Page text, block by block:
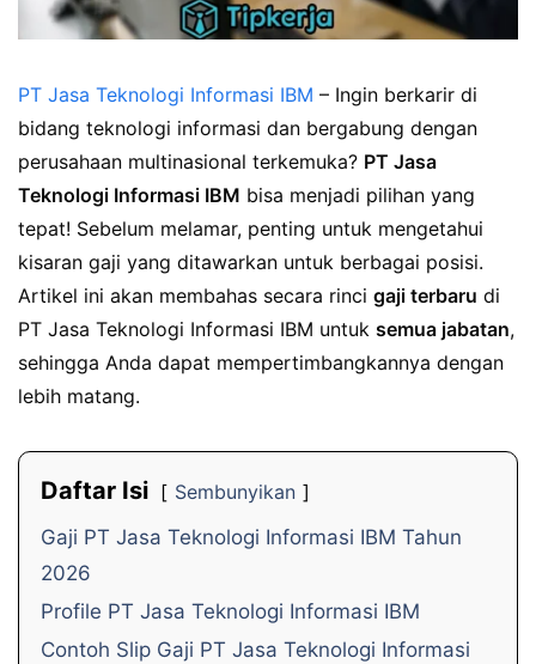
PT Jasa Teknologi Informasi IBM – Ingin berkarir di
bidang teknologi informasi dan bergabung dengan
perusahaan multinasional terkemuka? PT Jasa
Teknologi Informasi IBM bisa menjadi pilihan yang
tepat! Sebelum melamar, penting untuk mengetahui
kisaran gaji yang ditawarkan untuk berbagai posisi.
Artikel ini akan membahas secara rinci gaji terbaru di
PT Jasa Teknologi Informasi IBM untuk semua jabatan,
sehingga Anda dapat mempertimbangkannya dengan
lebih matang.
Daftar Isi
Sembunyikan
Gaji PT Jasa Teknologi Informasi IBM Tahun
2026
Profile PT Jasa Teknologi Informasi IBM
Contoh Slip Gaji PT Jasa Teknologi Informasi